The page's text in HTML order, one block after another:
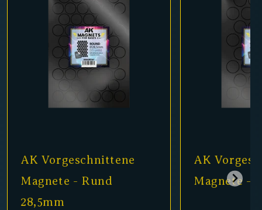
AK Vorgeschnittene
Magnete - Rund
28,5mm
AK
Magnete -